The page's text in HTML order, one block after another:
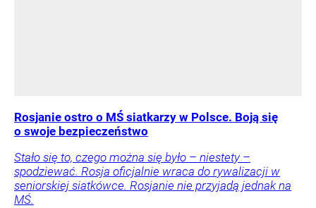
Rosjanie ostro o MŚ siatkarzy w Polsce. Boją się
o swoje bezpieczeństwo
Stało się to, czego można się było – niestety –
spodziewać. Rosja oficjalnie wraca do rywalizacji w
seniorskiej siatkówce. Rosjanie nie przyjadą jednak na
MŚ.